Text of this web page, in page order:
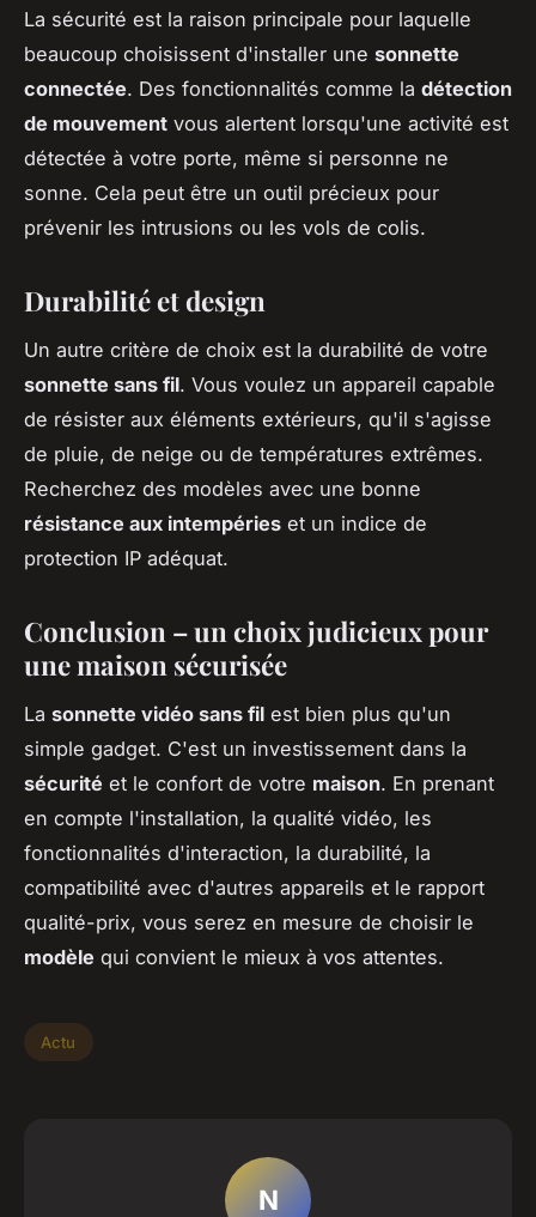
La sécurité est la raison principale pour laquelle
beaucoup choisissent d'installer une sonnette
connectée. Des fonctionnalités comme la détection
de mouvement vous alertent lorsqu'une activité est
détectée à votre porte, même si personne ne
sonne. Cela peut être un outil précieux pour
prévenir les intrusions ou les vols de colis.
Durabilité et design
Un autre critère de choix est la durabilité de votre
sonnette sans fil. Vous voulez un appareil capable
de résister aux éléments extérieurs, qu'il s'agisse
de pluie, de neige ou de températures extrêmes.
Recherchez des modèles avec une bonne
résistance aux intempéries et un indice de
protection IP adéquat.
Conclusion – un choix judicieux pour
une maison sécurisée
La sonnette vidéo sans fil est bien plus qu'un
simple gadget. C'est un investissement dans la
sécurité et le confort de votre maison. En prenant
en compte l'installation, la qualité vidéo, les
fonctionnalités d'interaction, la durabilité, la
compatibilité avec d'autres appareils et le rapport
qualité-prix, vous serez en mesure de choisir le
modèle qui convient le mieux à vos attentes.
Actu
N